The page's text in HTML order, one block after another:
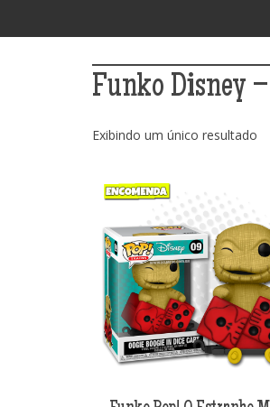
Funko Disney
Exibindo um único resultado